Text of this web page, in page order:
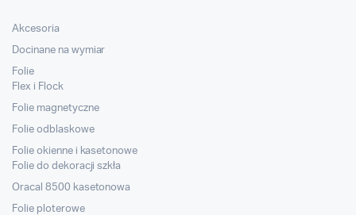
Akcesoria
Docinane na wymiar
Folie
Flex i Flock
Folie magnetyczne
Folie odblaskowe
Folie okienne i kasetonowe
Folie do dekoracji szkła
Oracal 8500 kasetonowa
Folie ploterowe